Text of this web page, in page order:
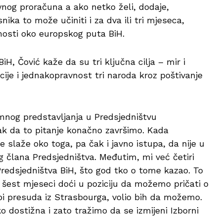
proračuna a ako netko želi, dodaje,
to može učiniti i za dva ili tri mjeseca,
oko europskog puta BiH.
Čović kaže da su tri ključna cilja – mir i
i jednakopravnost tri naroda kroz poštivanje
predstavljanja u Predsjedništvu
da to pitanje konačno završimo. Kada
slaže oko toga, pa čak i javno istupa, da nije u
člana Predsjedništva. Međutim, mi već četiri
BiH, što god tko o tome kazao. To
mjeseci doći u poziciju da možemo pričati o
presuda iz Strasbourga, volio bih da možemo.
dostižna i zato tražimo da se izmijeni Izborni